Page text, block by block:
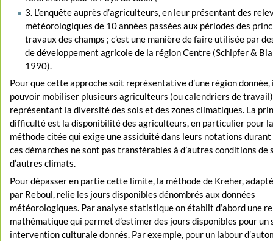
3. L’enquête auprès d’agriculteurs, en leur présentant des
météorologiques de 10 années passées aux périodes des
travaux des champs ; c’est une manière de faire utilisée par
de développement agricole de la région Centre (Schipfer &
1990).
Pour que cette approche soit représentative d’une région
pouvoir mobiliser plusieurs agriculteurs (ou calendriers de travail)
représentant la diversité des sols et des zones climatiques. La
difficulté est la disponibilité des agriculteurs, en particulier pour
méthode citée qui exige une assiduité dans leurs notations
ces démarches ne sont pas transférables à d’autres conditions de
d’autres climats.
Pour dépasser en partie cette limite, la méthode de Kreher,
par Reboul, relie les jours disponibles dénombrés aux données
météorologiques. Par analyse statistique on établit d’abord une
mathématique qui permet d’estimer des jours disponibles pour un
intervention culturale donnés. Par exemple, pour un labour